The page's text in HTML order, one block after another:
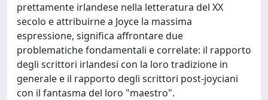
prettamente irlandese nella letteratura del XX
secolo e attribuirne a Joyce la massima
espressione, significa affrontare due
problematiche fondamentali e correlate: il rapporto
degli scrittori irlandesi con la loro tradizione in
generale e il rapporto degli scrittori post-joyciani
con il fantasma del loro "maestro".